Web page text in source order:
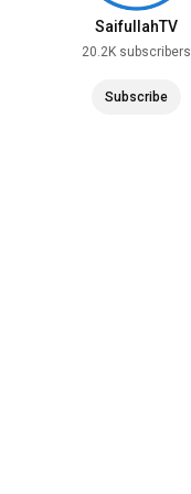
SaifullahTV
20.2K subscribers
Subscribe